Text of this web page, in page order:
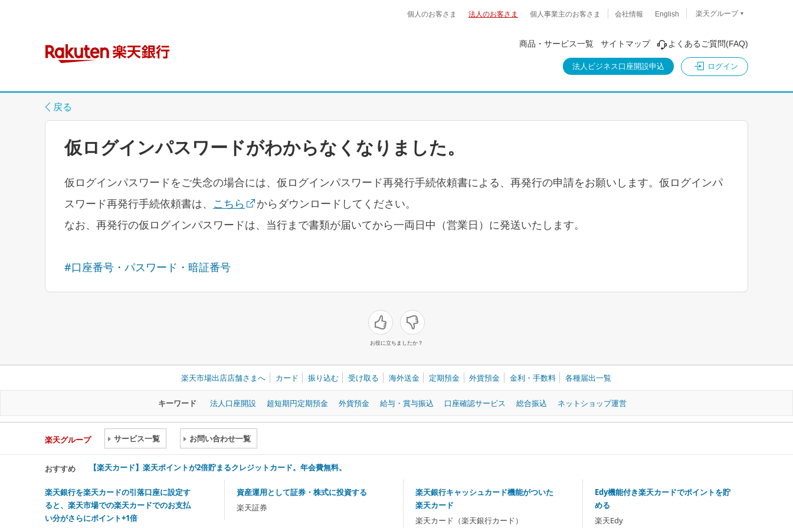
個人のお客さま 法人のお客さま 個人事業主のお客さま 会社情報 English 楽天グループ
商品・サービス一覧 サイトマップ よくあるご質問(FAQ)
法人ビジネス口座開設申込 ログイン
戻る
仮ログインパスワードがわからなくなりました。
仮ログインパスワードをご失念の場合には、仮ログインパスワード再発行手続依頼書による、再発行の申請をお願いします。仮ログインパ
スワード再発行手続依頼書は、 こちら
からダウンロードしてください。
なお、再発行の仮ログインパスワードは、当行まで書類が届いてから一両日中（営業日）に発送いたします。
#口座番号・パスワード・暗証番号
お役に立ちましたか？
楽天市場出店店舗さまへ カード 振り込む 受け取る 海外送金 定期預金 外貨預金 金利・手数料 各種届出一覧
キーワード 法人口座開設 超短期円定期預金 外貨預金 給与・賞与振込 口座確認サービス 総合振込 ネットショップ運営
楽天グループ サービス一覧 お問い合わせ一覧
おすすめ 【楽天カード】楽天ポイントが2倍貯まるクレジットカード。年会費無料。
楽天銀行を楽天カードの引落口座に設定す
ると、楽天市場での楽天カードでのお支払
い分がさらにポイント+1倍
資産運用として証券・株式に投資する
楽天証券
楽天銀行キャッシュカード機能がついた
楽天カード
楽天カード（楽天銀行カード）
Edy機能付き楽天カードでポイントを貯
める
楽天Edy